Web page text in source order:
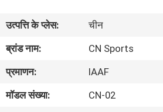
हमारे
बारे
उत्पत्ति के प्लेस:
चीन
ब्रांड नाम:
CN Sports
प्रमाणन:
IAAF
मॉडल संख्या:
CN-02